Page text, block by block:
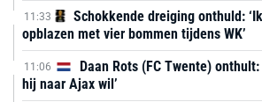
11:33
Schokkende dreiging onthuld:
opblazen met vier bommen tijdens WK’
11:06
Daan Rots (FC Twente)
hij naar Ajax wil’